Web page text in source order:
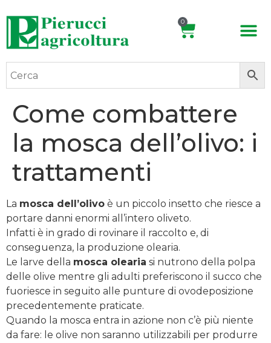
0
Come combattere
la mosca dell’olivo: i
trattamenti
La mosca dell’olivo è un piccolo insetto che riesce a
portare danni enormi all’intero oliveto.
Infatti è in grado di rovinare il raccolto e, di
conseguenza, la produzione olearia.
Le larve della mosca olearia si nutrono della polpa
delle olive mentre gli adulti preferiscono il succo che
fuoriesce in seguito alle punture di ovodeposizione
precedentemente praticate.
Quando la mosca entra in azione non c’è più niente
da fare: le olive non saranno utilizzabili per produrre